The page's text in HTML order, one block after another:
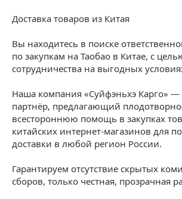
Доставка товаров из Китая
Вы находитесь в поиске
по закупкам на Таобао в Китае, с
сотрудничества на выгодных
Наша компания «Суйфэньхэ Карго»
партнёр, предлагающий
всестороннюю помощь в закупках
китайских интернет-магазинов для
доставки в любой регион России.
Гарантируем отсутствие скрытых
сборов, только честная, прозрачная